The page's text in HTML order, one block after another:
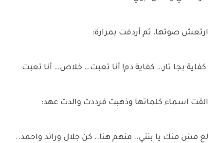
ارتعش صوتها، ثم أردفت بمرارة:
كفاية بجا تار… كفاية دم! أنا تعبت… خلاص… أنا تعبت
القت اسماء كلماتها وذهبت فرددت والدت عهد:
لع مش منك يا بنتي.. منهم هنا.. كن جلال ورائد واحمد..